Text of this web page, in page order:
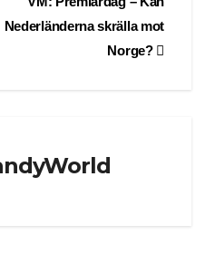
Nederländerna skrälla mot
Norge?